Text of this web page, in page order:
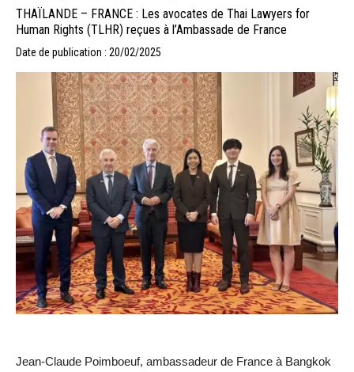
THAÏLANDE – FRANCE : Les avocates de Thai Lawyers for
Human Rights (TLHR) reçues à l’Ambassade de France
Date de publication : 20/02/2025
Jean-Claude Poimboeuf, ambassadeur de France à Bangkok